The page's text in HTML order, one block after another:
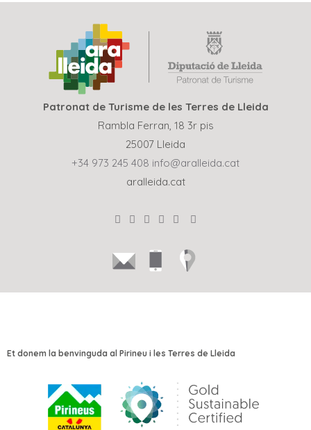
Patronat de Turisme de les Terres de Lleida
Rambla Ferran, 18 3r pis
25007 Lleida
+34 973 245 408 info@aralleida.cat
aralleida.cat
Et donem la benvinguda al Pirineu i les Terres de Lleida